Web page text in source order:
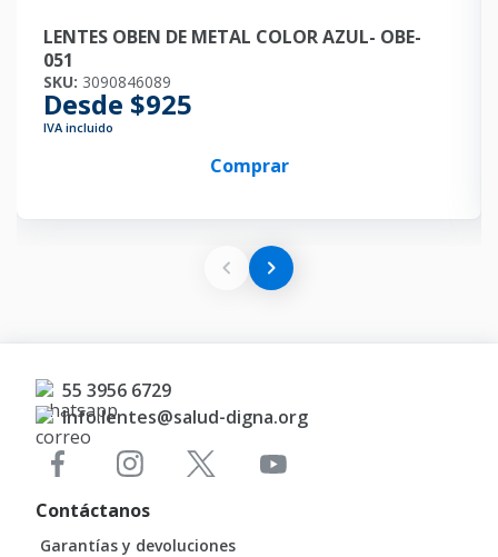
LENTES OBEN DE METAL COLOR AZUL- OBE-
051
SKU: 3090846089
Desde $925
IVA incluido
Comprar
55 3956 6729
Info.lentes@salud-digna.org
Contáctanos
Garantías y devoluciones